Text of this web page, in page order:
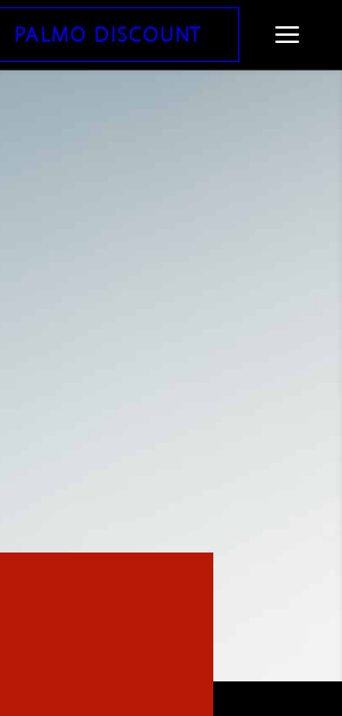
PALMO DISCOUNT